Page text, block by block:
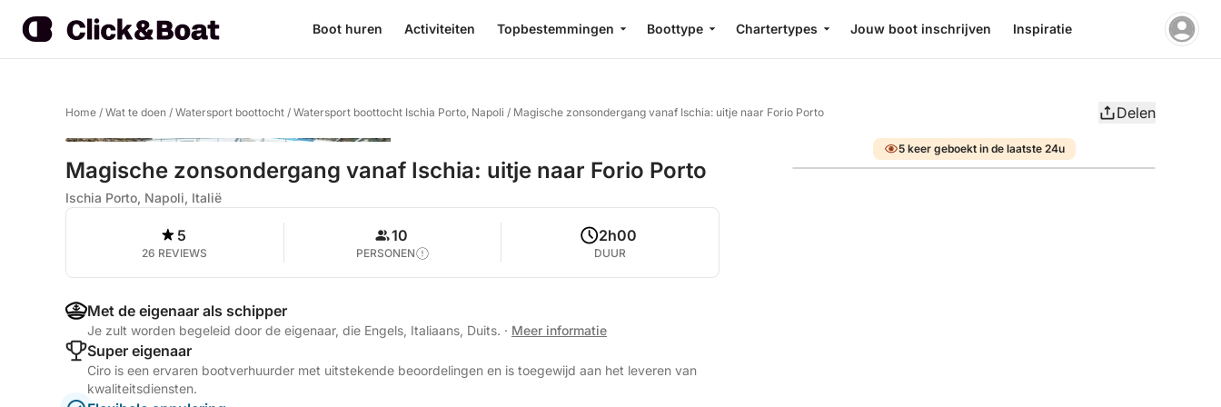
Boot huren Activiteiten Topbestemmingen Boottype Chartertypes Jouw boot inschrijven Inspiratie
Home / Wat te doen / Watersport boottocht / Watersport boottocht Ischia Porto, Napoli / Magische zonsondergang vanaf Ischia: uitje naar Forio Porto Delen
Magische zonsondergang vanaf Ischia: uitje naar Forio Porto
Ischia Porto, Napoli, Italië
5
26 REVIEWS
10
PERSONEN
2h00
DUUR
Met de eigenaar als schipper
Je zult worden begeleid door de eigenaar, die Engels, Italiaans, Duits. · Meer informatie
Super eigenaar
Ciro is een ervaren bootverhuurder met uitstekende beoordelingen en is toegewijd aan het leveren van
kwaliteitsdiensten.
5 keer geboekt in de laatste 24u